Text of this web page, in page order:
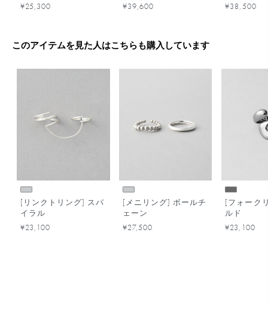
¥25,300
¥39,600
¥38,500
このアイテムを見た人はこちらも購入しています
[リンクトリング] スパ
イラル
¥23,100
[メニリング] ボールチ
ェーン
¥27,500
[フォーク
ルド
¥23,100